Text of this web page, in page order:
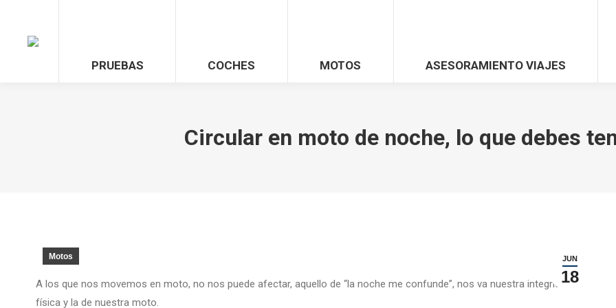
PRUEBAS COCHES MOTOS ASESORAMIENTO VIAJES
Circular en moto de noche, lo que debes
JUN
18
Motos
A los que nos movemos en moto, no nos puede afectar, aquello de “la noche me confunde”, nos va nuestra integridad
física y la de nuestra moto.